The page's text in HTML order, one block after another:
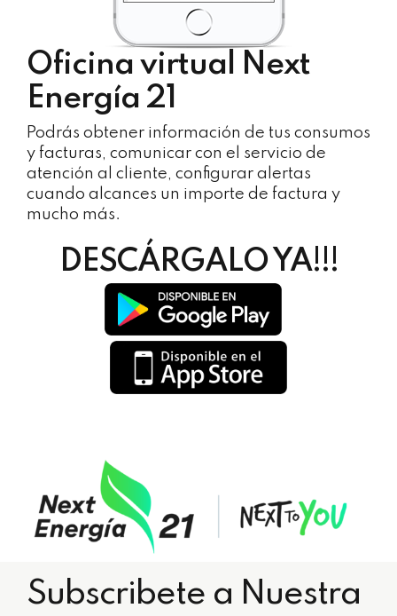
Oficina virtual Next
Energía 21
Podrás obtener información de tus consumos
y facturas, comunicar con el servicio de
atención al cliente, configurar alertas
cuando alcances un importe de factura y
mucho más.
DESCÁRGALO YA!!!
Subscribete a Nuestra